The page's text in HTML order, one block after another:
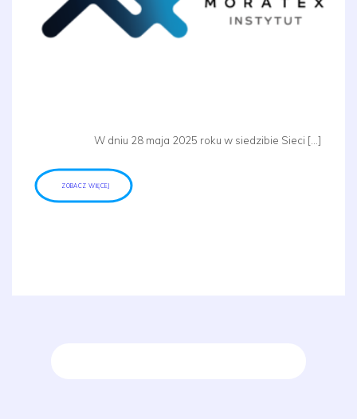
W dniu 28 maja 2025 roku w siedzibie Sieci […]
ZOBACZ WIĘCEJ